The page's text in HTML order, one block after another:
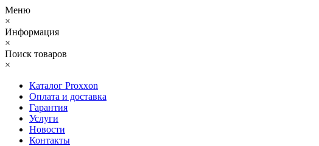
Меню
×
Информация
×
Поиск товаров
×
Каталог Proxxon
Оплата и доставка
Гарантия
Услуги
Новости
Контакты